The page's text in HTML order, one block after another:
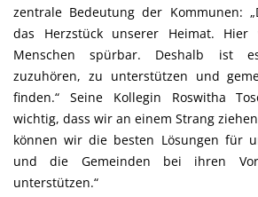
zentrale Bedeutung der Kommunen:
das Herzstück unserer Heimat.
Menschen spürbar. Deshalb ist
zuzuhören, zu unterstützen und
finden.“ Seine Kollegin Roswitha
wichtig, dass wir an einem Strang
können wir die besten Lösungen für
und die Gemeinden bei ihren
unterstützen.“